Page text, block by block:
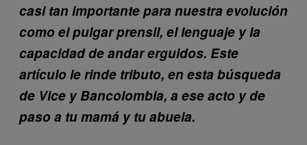
casi tan importante para nuestra evolución
como el pulgar prensil, el lenguaje y la
capacidad de andar erguidos. Este
artículo le rinde tributo, en esta búsqueda
de Vice y Bancolombia, a ese acto y de
paso a tu mamá y tu abuela.